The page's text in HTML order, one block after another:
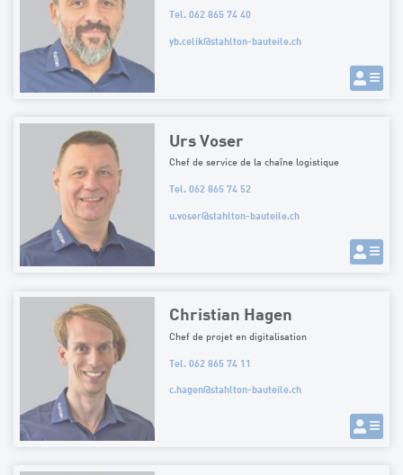
Tel. 062 865 74 40
yb.celik@stahlton-bauteile.ch
Urs Voser
Chef de service de la chaîne logistique
Tel. 062 865 74 52
u.voser@stahlton-bauteile.ch
Christian Hagen
Chef de projet en digitalisation
Tel. 062 865 74 11
c.hagen@stahlton-bauteile.ch